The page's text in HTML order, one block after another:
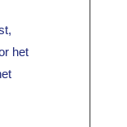
het